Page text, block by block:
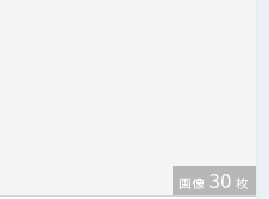
画像 30 枚